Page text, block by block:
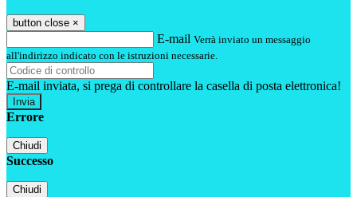
button close ×
E-mail Verrà inviato un messaggio
all'indirizzo indicato con le istruzioni necessarie.
E-mail inviata, si prega di controllare la casella di posta elettronica!
Errore
Chiudi
Successo
Chiudi